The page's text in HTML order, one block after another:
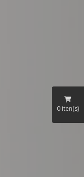
0 iten(s)